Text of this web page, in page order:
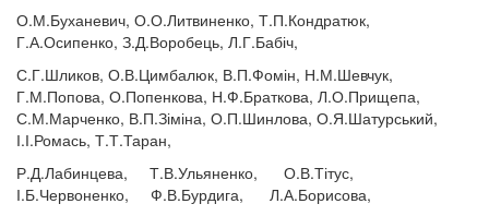
О.М.Буханевич, О.О.Литвиненко, Т.П.Кондратюк,
Г.А.Осипенко, З.Д.Воробець, Л.Г.Бабіч,
С.Г.Шликов, О.В.Цимбалюк, В.П.Фомін, Н.М.Шевчук,
Г.М.Попова, О.Попенкова, Н.Ф.Браткова, Л.О.Прищепа,
С.М.Марченко, В.П.Зіміна, О.П.Шинлова, О.Я.Шатурський,
І.І.Ромась, Т.Т.Таран,
Р.Д.Лабинцева, Т.В.Ульяненко, О.В.Тітус,
І.Б.Червоненко, Ф.В.Бурдига, Л.А.Борисова,